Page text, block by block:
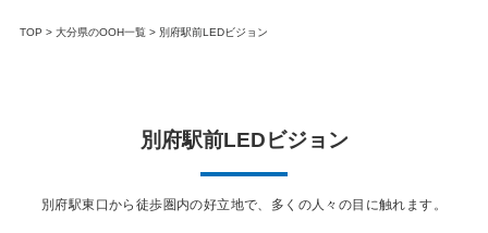
TOP > 大分県のOOH一覧> 別府駅前LEDビジョン
別府駅前LEDビジョン
別府駅東口から徒歩圏内の好立地で、多くの人々の目に触れます。